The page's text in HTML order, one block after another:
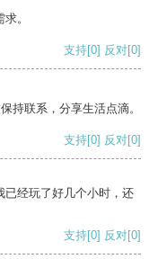
。
支持[0] 反对[0]
持联系，分享生活点滴。
支持[0] 反对[0]
已经玩了好几个小时，还
支持[0] 反对[0]